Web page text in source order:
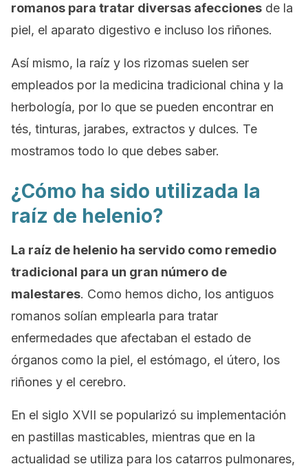
romanos para tratar diversas afecciones de la
piel, el aparato digestivo e incluso los riñones.
Así mismo, la raíz y los rizomas suelen ser
empleados por la medicina tradicional china y la
herbología, por lo que se pueden encontrar en
tés, tinturas, jarabes, extractos y dulces. Te
mostramos todo lo que debes saber.
¿Cómo ha sido utilizada la
raíz de helenio?
La raíz de helenio ha servido como remedio
tradicional para un gran número de
malestares. Como hemos dicho, los antiguos
romanos solían emplearla para tratar
enfermedades que afectaban el estado de
órganos como la piel, el estómago, el útero, los
riñones y el cerebro.
En el siglo XVII se popularizó su implementación
en pastillas masticables, mientras que en la
actualidad se utiliza para los catarros pulmonares,